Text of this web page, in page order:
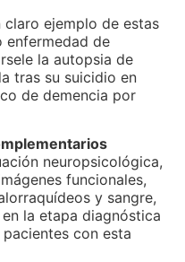
claro ejemplo de estas
enfermedad de
la autopsia de
tras su suicidio en
de demencia por
neuropsicológica,
funcionales,
y sangre,
la etapa diagnóstica
con esta